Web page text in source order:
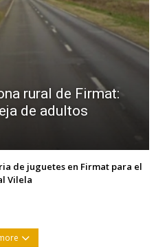
rural de Firmat:
de adultos
de juguetes en Firmat para el
Vilela